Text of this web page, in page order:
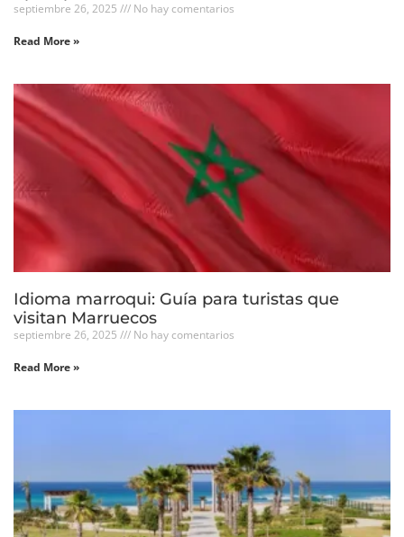
septiembre 26, 2025 No hay comentarios
Read More »
Idioma marroqui: Guía para turistas que
visitan Marruecos
septiembre 26, 2025 No hay comentarios
Read More »